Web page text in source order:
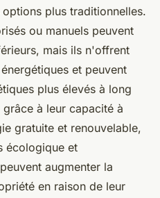
plus traditionnelles.
ou manuels peuvent
mais ils n'offrent
et peuvent
plus élevés à long
à leur capacité à
gratuite et renouvelable,
écologique et
augmenter la
en raison de leur